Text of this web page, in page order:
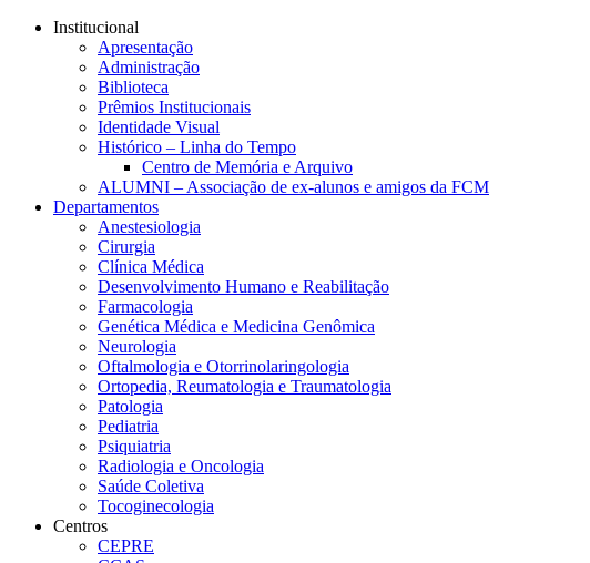
Conteúdo principal
Institucional
Apresentação
Administração
Biblioteca
Prêmios Institucionais
Identidade Visual
Histórico – Linha do Tempo
Centro de Memória e Arquivo
ALUMNI – Associação de ex-alunos e amigos da FCM
Departamentos
Anestesiologia
Cirurgia
Clínica Médica
Desenvolvimento Humano e Reabilitação
Farmacologia
Genética Médica e Medicina Genômica
Neurologia
Oftalmologia e Otorrinolaringologia
Ortopedia, Reumatologia e Traumatologia
Patologia
Pediatria
Psiquiatria
Radiologia e Oncologia
Saúde Coletiva
Tocoginecologia
Centros
CEPRE